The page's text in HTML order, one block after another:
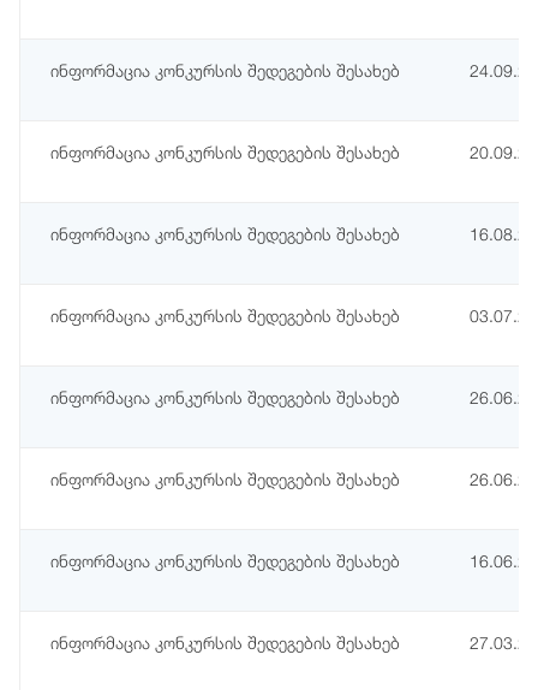
ინფორმაცია კონკურსის შედეგების შესახებ
ინფორმაცია კონკურსის შედეგების შესახებ
ინფორმაცია კონკურსის შედეგების შესახებ
ინფორმაცია კონკურსის შედეგების შესახებ
ინფორმაცია კონკურსის შედეგების შესახებ
ინფორმაცია კონკურსის შედეგების შესახებ
ინფორმაცია კონკურსის შედეგების შესახებ
ინფორმაცია კონკურსის შედეგების შესახებ